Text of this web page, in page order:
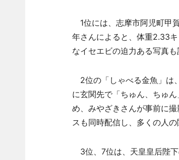
1位には、志摩市阿児町甲
年さんによると、体重2.33
なイセエビの迫力ある写真も
2位の「しゃべる金魚」は
に玄関先で「ちゅん、ちゅ
め、みやざきさんが事前に
スも同時配信し、多くの人の
3位、7位は、天皇皇后陛